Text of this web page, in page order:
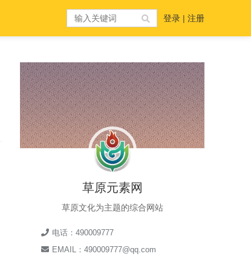
登录 | 注册
草原元素网
草原文化为主题的综合网站
电话：490009777
EMAIL：490009777@qq.com